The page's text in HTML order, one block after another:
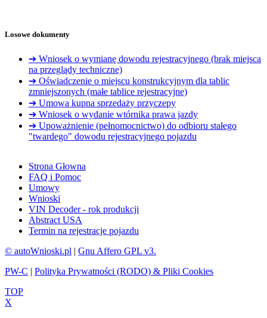
Losowe dokumenty
➔ Wniosek o wymianę dowodu rejestracyjnego (brak miejsca
na przeglądy techniczne)
➔ Oświadczenie o miejscu konstrukcyjnym dla tablic
zmniejszonych (małe tablice rejestracyjne)
➔ Umowa kupna sprzedaży przyczepy
➔ Wniosek o wydanie wtórnika prawa jazdy
➔ Upoważnienie (pełnomocnictwo) do odbioru stałego
"twardego" dowodu rejestracyjnego pojazdu
Strona Głowna
FAQ i Pomoc
Umowy
Wnioski
VIN Decoder - rok produkcji
Abstract USA
Termin na rejestracje pojazdu
© autoWnioski.pl | Gnu Affero GPL v3.
PW-C | Polityka Prywatności (RODO) & Pliki Cookies
TOP
X